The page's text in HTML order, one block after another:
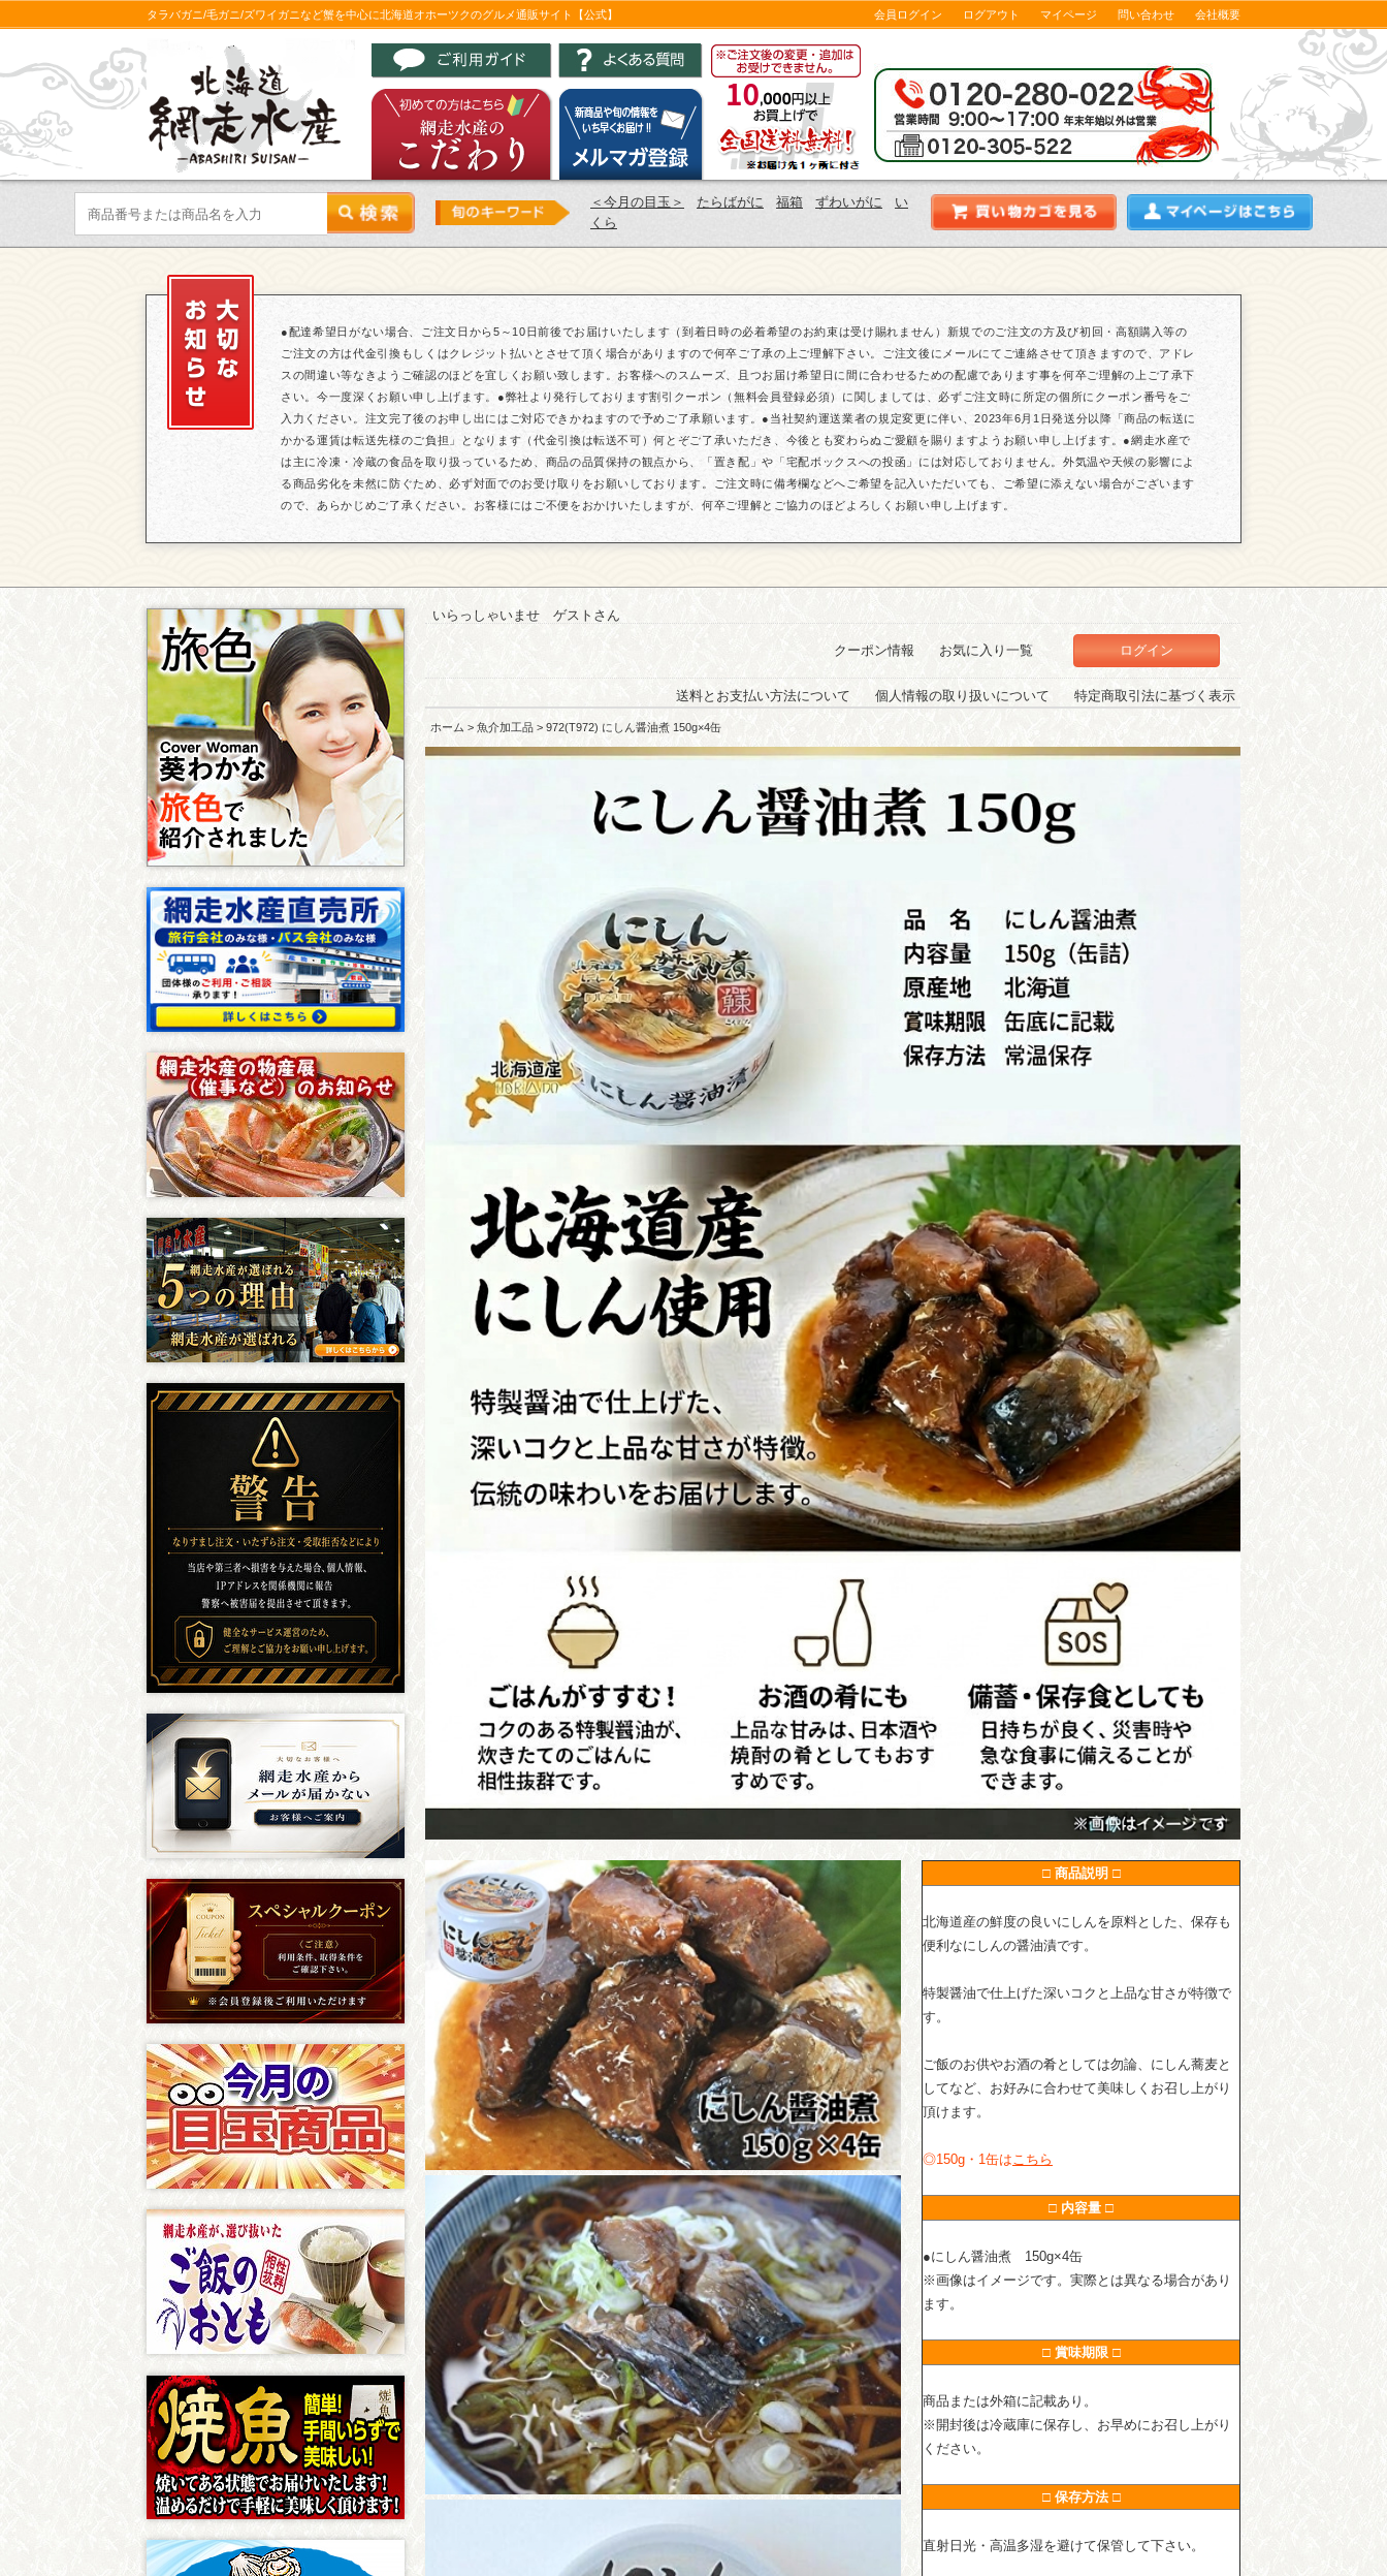
タラバガニ/毛ガニ/ズワイガニなど蟹を中心に北海道オホーツクのグルメ通販サイト【公式】 会社概要
問い合わせ
マイページ
ログアウト
会員ログイン
＜今月の目玉＞ たらばがに 福箱 ずわいがに
い
くら
●配達希望日がない場合、ご注文日から5～10日前後でお届けいたします（到着日時の必着希望のお約束は受け賜れません）新規でのご注文の方及び初回・高額購入等の
ご注文の方は代金引換もしくはクレジット払いとさせて頂く場合がありますので何卒ご了承の上ご理解下さい。ご注文後にメールにてご連絡させて頂きますので、アドレ
スの間違い等なきようご確認のほどを宜しくお願い致します。お客様へのスムーズ、且つお届け希望日に間に合わせるための配慮であります事を何卒ご理解の上ご了承下
さい。今一度深くお願い申し上げます。●弊社より発行しております割引クーポン（無料会員登録必須）に関しましては、必ずご注文時に所定の個所にクーポン番号をご
入力ください。注文完了後のお申し出にはご対応できかねますので予めご了承願います。●当社契約運送業者の規定変更に伴い、2023年6月1日発送分以降「商品の転送に
かかる運賃は転送先様のご負担」となります（代金引換は転送不可）何とぞご了承いただき、今後とも変わらぬご愛顧を賜りますようお願い申し上げます。●網走水産で
は主に冷凍・冷蔵の食品を取り扱っているため、商品の品質保持の観点から、「置き配」や「宅配ボックスへの投函」には対応しておりません。外気温や天候の影響によ
る商品劣化を未然に防ぐため、必ず対面でのお受け取りをお願いしております。ご注文時に備考欄などへご希望を記入いただいても、ご希望に添えない場合がございます
ので、あらかじめご了承ください。お客様にはご不便をおかけいたしますが、何卒ご理解とご協力のほどよろしくお願い申し上げます。
いらっしゃいませ ゲストさん
クーポン情報 お気に入り一覧 ログイン
送料とお支払い方法について 個人情報の取り扱いについて 特定商取引法に基づく表示
ホーム > 魚介加工品 > 972(T972) にしん醤油煮 150g×4缶
□ 商品説明 □
北海道産の鮮度の良いにしんを原料とした、保存も
便利なにしんの醤油漬です。
特製醤油で仕上げた深いコクと上品な甘さが特徴で
す。
ご飯のお供やお酒の肴としては勿論、にしん蕎麦と
してなど、お好みに合わせて美味しくお召し上がり
頂けます。
◎150g・1缶はこちら
□ 内容量 □
●にしん醤油煮 150g×4缶
※画像はイメージです。実際とは異なる場合があり
ます。
□ 賞味期限 □
商品または外箱に記載あり。
※開封後は冷蔵庫に保存し、お早めにお召し上がり
ください。
□ 保存方法 □
直射日光・高温多湿を避けて保管して下さい。